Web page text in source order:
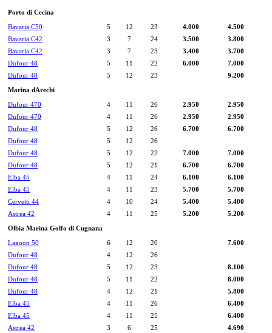
Porto di Cecina
Bavaria C50
5 12 23 4.000
4.500
Bavaria C42
3 7 24 3.500
3.800
Bavaria C42
3 7 23 3.400
3.700
Dufour 48
5 11 22 6.000 7.000
Dufour 48
5 12 23 9.200
Marina dArechi
Dufour 470
4 11 26 2.950
2.950
Dufour 470
4 11 26 2.950
2.950
Dufour 48
5 12 26 6.700
6.700
Dufour 48
5 12 26
Dufour 48
5 12 22 7.000
7.000
Dufour 48
5 12 21 6.700
6.700
Elba 45
4 11 24 6.100
6.100
Elba 45
4 11 23 5.700
5.700
Cervetti 44
4 10 24 5.400
5.400
Astrea 42
4 11 25 5.200
5.200
Olbia Marina Golfo di Cugnana
Lagoon 50
6 12 20 7.600
Dufour 48
4 12 26
Dufour 48
5 12 23 8.100
Dufour 48
5 11 22 8.000
Dufour 48
4 12 21
5.800
Elba 45
4 11 26
6.400
Elba 45
4 11 25
6.400
Astrea 42
3 6 25
4.690